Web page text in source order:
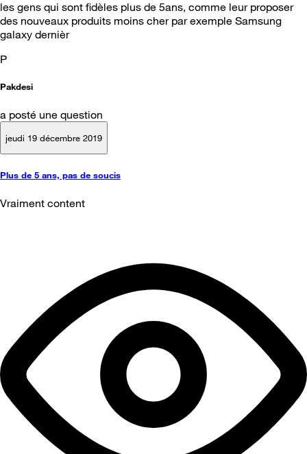
les gens qui sont fidèles plus de 5ans, comme leur proposer
des nouveaux produits moins cher par exemple Samsung
galaxy dernièr
P
Pakdesi
a posté une question
jeudi 19 décembre 2019
Plus de 5 ans, pas de soucis
Vraiment content